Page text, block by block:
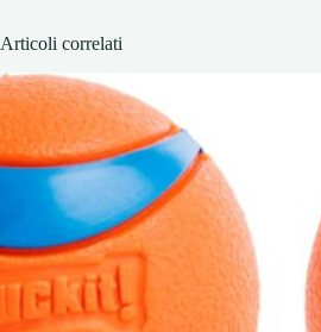
Articoli correlati